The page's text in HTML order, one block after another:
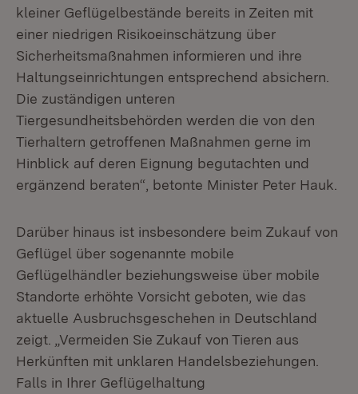
kleiner Geflügelbestände bereits in Zeiten mit
einer niedrigen Risikoeinschätzung über
Sicherheitsmaßnahmen informieren und ihre
Haltungseinrichtungen entsprechend absichern.
Die zuständigen unteren
Tiergesundheitsbehörden werden die von den
Tierhaltern getroffenen Maßnahmen gerne im
Hinblick auf deren Eignung begutachten und
ergänzend beraten“, betonte Minister Peter Hauk.
Darüber hinaus ist insbesondere beim Zukauf von
Geflügel über sogenannte mobile
Geflügelhändler beziehungsweise über mobile
Standorte erhöhte Vorsicht geboten, wie das
aktuelle Ausbruchsgeschehen in Deutschland
zeigt. „Vermeiden Sie Zukauf von Tieren aus
Herkünften mit unklaren Handelsbeziehungen.
Falls in Ihrer Geflügelhaltung